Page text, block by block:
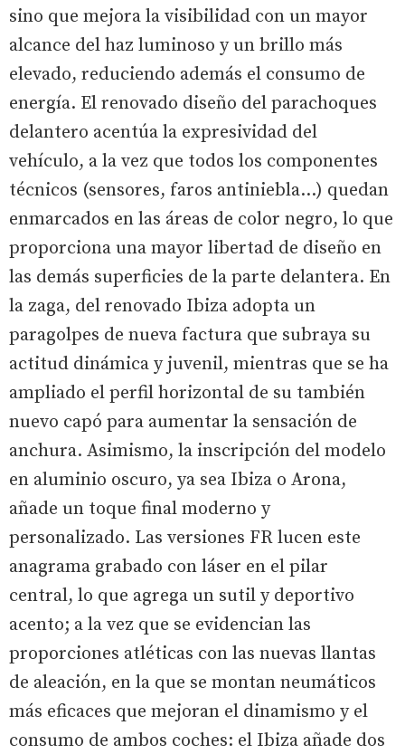
sino que mejora la visibilidad con un mayor
alcance del haz luminoso y un brillo más
elevado, reduciendo además el consumo de
energía. El renovado diseño del parachoques
delantero acentúa la expresividad del
vehículo, a la vez que todos los componentes
técnicos (sensores, faros antiniebla…) quedan
enmarcados en las áreas de color negro, lo que
proporciona una mayor libertad de diseño en
las demás superficies de la parte delantera. En
la zaga, del renovado Ibiza adopta un
paragolpes de nueva factura que subraya su
actitud dinámica y juvenil, mientras que se ha
ampliado el perfil horizontal de su también
nuevo capó para aumentar la sensación de
anchura. Asimismo, la inscripción del modelo
en aluminio oscuro, ya sea Ibiza o Arona,
añade un toque final moderno y
personalizado. Las versiones FR lucen este
anagrama grabado con láser en el pilar
central, lo que agrega un sutil y deportivo
acento; a la vez que se evidencian las
proporciones atléticas con las nuevas llantas
de aleación, en la que se montan neumáticos
más eficaces que mejoran el dinamismo y el
consumo de ambos coches: el Ibiza añade dos